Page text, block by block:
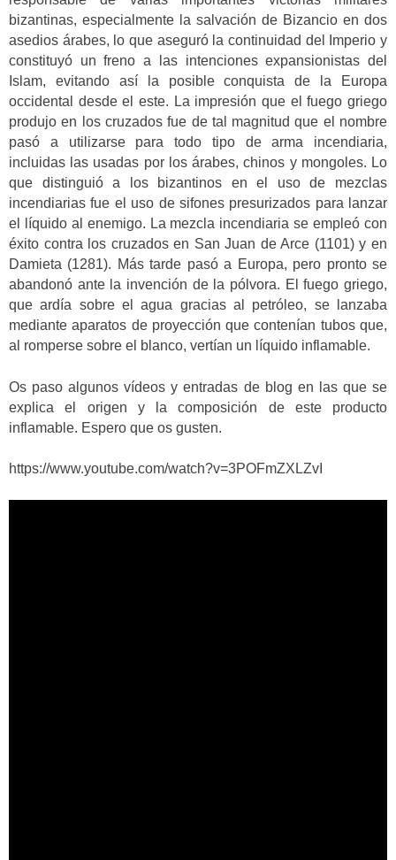
bizantinas, especialmente la salvación de Bizancio en dos
asedios árabes, lo que aseguró la continuidad del Imperio y
constituyó un freno a las intenciones expansionistas del
Islam, evitando así la posible conquista de la Europa
occidental desde el este. La impresión que el fuego griego
produjo en los cruzados fue de tal magnitud que el nombre
pasó a utilizarse para todo tipo de arma incendiaria,
incluidas las usadas por los árabes, chinos y mongoles. Lo
que distinguió a los bizantinos en el uso de mezclas
incendiarias fue el uso de sifones presurizados para lanzar
el líquido al enemigo. La mezcla incendiaria se empleó con
éxito contra los cruzados en San Juan de Arce (1101) y en
Damieta (1281). Más tarde pasó a Europa, pero pronto se
abandonó ante la invención de la pólvora. El fuego griego,
que ardía sobre el agua gracias al petróleo, se lanzaba
mediante aparatos de proyección que contenían tubos que,
al romperse sobre el blanco, vertían un líquido inflamable.
Os paso algunos vídeos y entradas de blog en las que se
explica el origen y la composición de este producto
inflamable. Espero que os gusten.
https://www.youtube.com/watch?v=3POFmZXLZvI